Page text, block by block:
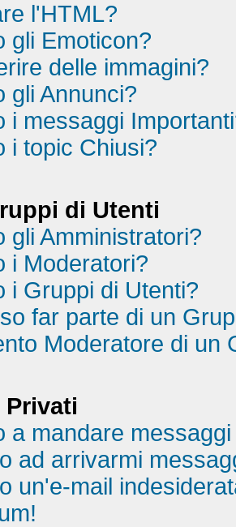
l'HTML?
gli Emoticon?
delle immagini?
gli Annunci?
i messaggi
i topic Chiusi?
di Utenti
gli Amministratori?
i Moderatori?
i Gruppi di Utenti?
far parte di un
Moderatore di un
Privati
a mandare
ad arrivarmi
un'e-mail